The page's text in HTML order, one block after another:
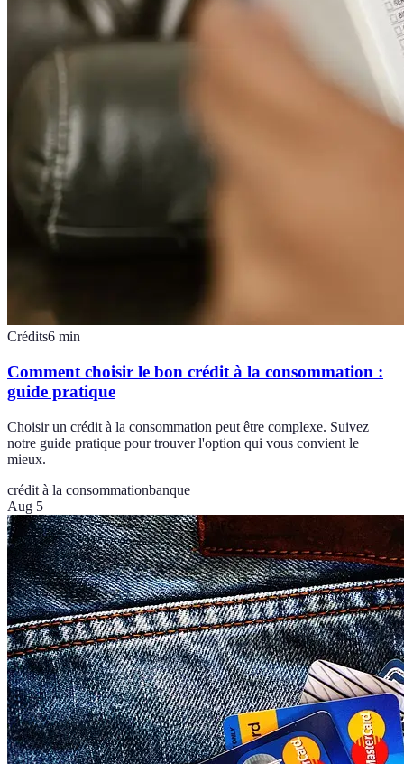
Crédits6 min
Comment choisir le bon crédit à la consommation :
guide pratique
Choisir un crédit à la consommation peut être complexe. Suivez
notre guide pratique pour trouver l'option qui vous convient le
mieux.
crédit à la consommationbanque
Aug 5